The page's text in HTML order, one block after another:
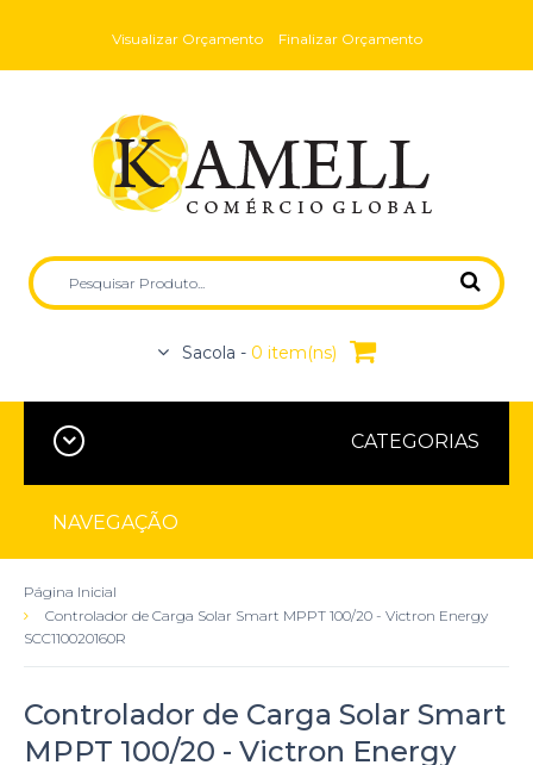
Visualizar Orçamento Finalizar Orçamento
Sacola - 0 item(ns)
CATEGORIAS
NAVEGAÇÃO
Página Inicial
Controlador de Carga Solar Smart MPPT 100/20 - Victron Energy
SCC110020160R
Controlador de Carga Solar Smart
MPPT 100/20 - Victron Energy